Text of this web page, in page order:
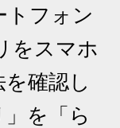
トフォン
をスマホ
確認し
を「ら